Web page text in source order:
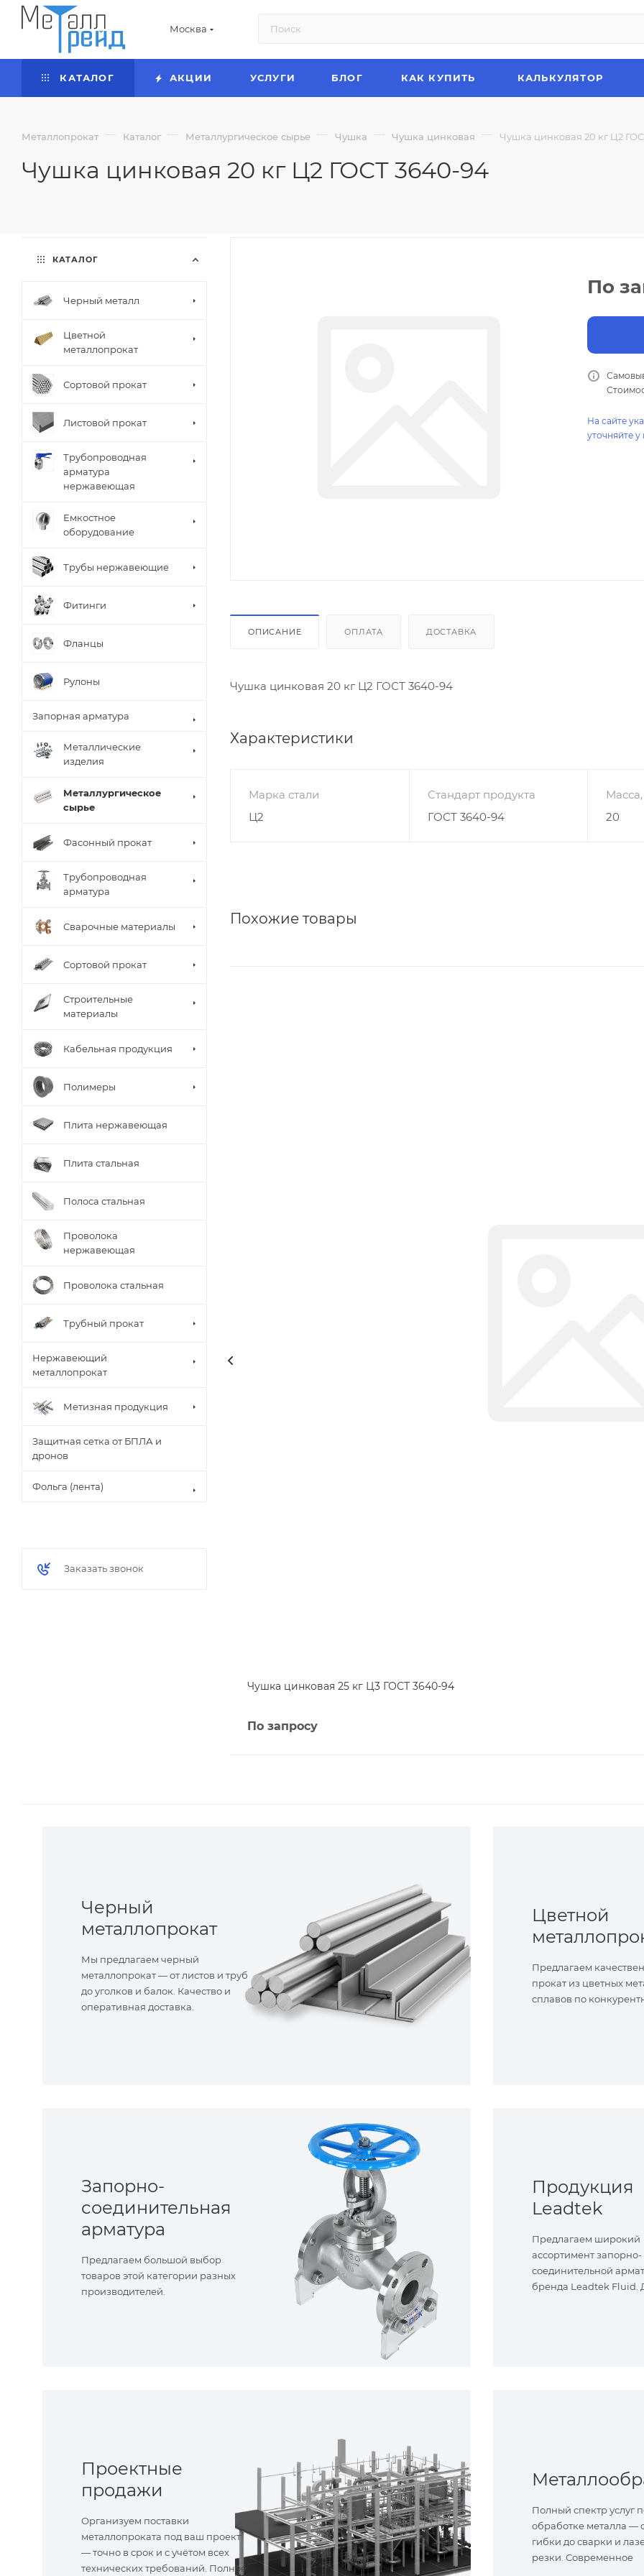
Москва
КАТАЛОГ АКЦИИ УСЛУГИ БЛОГ КАК КУПИТЬ КАЛЬКУЛЯТОР
Металлопрокат — Каталог — Металлургическое сырье — Чушка — Чушка цинковая — Чушка цинковая 20 кг Ц2
Чушка цинковая 20 кг Ц2 ГОСТ 3640-94
По
На сайте
уточняйте
ОПИСАНИЕ ОПЛАТА ДОСТАВКА
Чушка цинковая 20 кг Ц2 ГОСТ 3640-94
Характеристики
Марка стали
Ц2
Стандарт продукта
ГОСТ 3640-94
Масса,
20
Похожие товары
Чушка цинковая 25 кг Ц3 ГОСТ 3640-94
По запросу
КАТАЛОГ
Черный металл
Цветной
металлопрокат
Сортовой прокат
Листовой прокат
Трубопроводная
арматура
нержавеющая
Емкостное
оборудование
Трубы нержавеющие
Фитинги
Фланцы
Рулоны
Запорная арматура
Металлические
изделия
Металлургическое
сырье
Фасонный прокат
Трубопроводная
арматура
Сварочные материалы
Сортовой прокат
Строительные
материалы
Кабельная продукция
Полимеры
Плита нержавеющая
Плита стальная
Полоса стальная
Проволока
нержавеющая
Проволока стальная
Трубный прокат
Нержавеющий
металлопрокат
Метизная продукция
Защитная сетка от БПЛА и
дронов
Фольга (лента)
Заказать звонок
Черный
металлопрокат
Мы предлагаем черный
металлопрокат — от листов и труб
до уголков и балок. Качество и
оперативная доставка.
Цветной
Предлагаем
прокат из цветных
сплавов по
Запорно-
соединительная
арматура
Предлагаем большой выбор
товаров этой категории разных
производителей.
Продукция
Leadtek
Предлагаем широкий
ассортимент запорно-
соединительной
бренда Leadtek Fluid.
Проектные
продажи
Организуем поставки
металлопроката под ваш проект
— точно в срок и с учётом всех
технических требований. Полное
Полный спектр услуг
обработке металла —
гибки до сварки и
резки. Современное